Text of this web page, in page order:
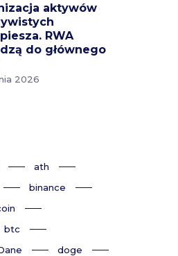
aktywów
RWA
do głównego
2026
ath
binance
btc
doge